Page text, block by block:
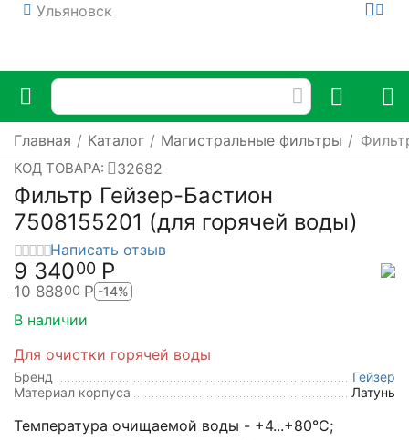
Ульяновск
Главная / Каталог / Магистральные фильтры /
КОД ТОВАРА: 32682
Фильтр Гейзер-Бастион
7508155201 (для горячей воды)
Написать отзыв
9 34000 Р
10 88800 Р -14%
В наличии
Для очистки горячей воды
Бренд
Гейзер
Материал корпуса
Латунь
Температура очищаемой воды - +4...+80°С;